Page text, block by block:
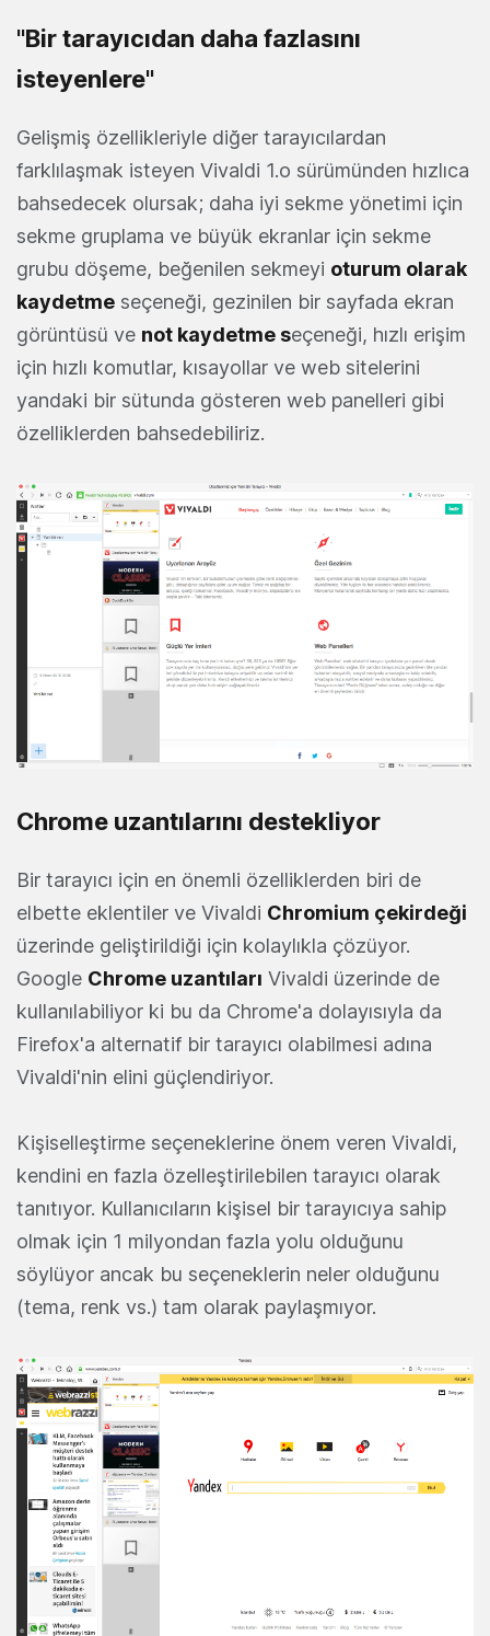
"Bir tarayıcıdan daha fazlasını
isteyenlere"
Gelişmiş özellikleriyle diğer tarayıcılardan
farklılaşmak isteyen Vivaldi 1.o sürümünden hızlıca
bahsedecek olursak; daha iyi sekme yönetimi için
sekme gruplama ve büyük ekranlar için sekme
grubu döşeme, beğenilen sekmeyi oturum olarak
kaydetme seçeneği, gezinilen bir sayfada ekran
görüntüsü ve not kaydetme seçeneği, hızlı erişim
için hızlı komutlar, kısayollar ve web sitelerini
yandaki bir sütunda gösteren web panelleri gibi
özelliklerden bahsedebiliriz.
Chrome uzantılarını destekliyor
Bir tarayıcı için en önemli özelliklerden biri de
elbette eklentiler ve Vivaldi Chromium çekirdeği
üzerinde geliştirildiği için kolaylıkla çözüyor.
Google Chrome uzantıları Vivaldi üzerinde de
kullanılabiliyor ki bu da Chrome'a dolayısıyla da
Firefox'a alternatif bir tarayıcı olabilmesi adına
Vivaldi'nin elini güçlendiriyor.
Kişiselleştirme seçeneklerine önem veren Vivaldi,
kendini en fazla özelleştirilebilen tarayıcı olarak
tanıtıyor. Kullanıcıların kişisel bir tarayıcıya sahip
olmak için 1 milyondan fazla yolu olduğunu
söylüyor ancak bu seçeneklerin neler olduğunu
(tema, renk vs.) tam olarak paylaşmıyor.